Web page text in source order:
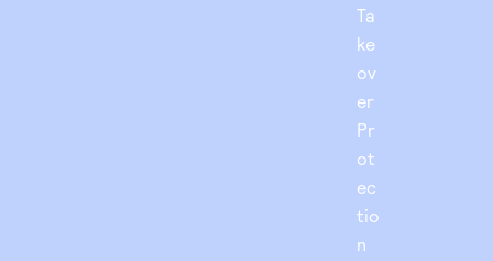
Ta
ke
ov
er
Pr
ot
ec
tio
n